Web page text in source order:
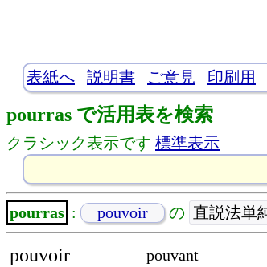
表紙へ 説明書 ご意見 印刷用
pourras で活用表を検索
クラシック表示です 標準表示
pourras : pouvoir の 直説法単
pouvoir pouvant